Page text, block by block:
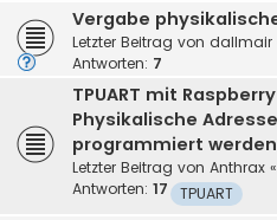
Vergabe
Letzter Beitrag von dallmair
Antworten: 7
TPUART mit
Physikalische
programmiert werden
Letzter Beitrag von Anthrax «
Antworten: 17 TPUART